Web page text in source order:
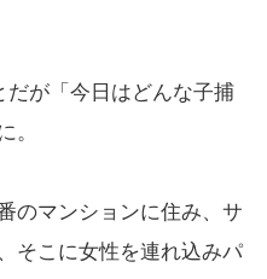
が「今日はどんな子捕
。
のマンションに住み、サ
そこに女性を連れ込みパ